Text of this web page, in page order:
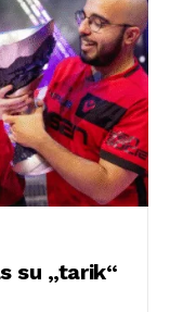
su „tarik“